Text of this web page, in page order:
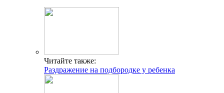
Читайте также:
Раздражение на подбородке у ребенка